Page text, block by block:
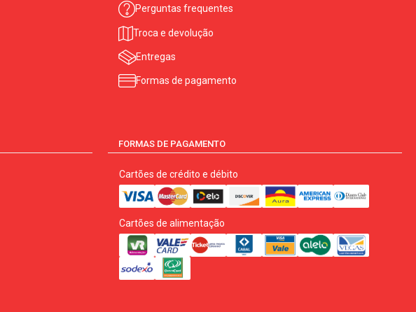
Perguntas frequentes
Troca e devolução
Entregas
Formas de pagamento
FORMAS DE PAGAMENTO
Cartões de crédito e débito
Cartões de alimentação